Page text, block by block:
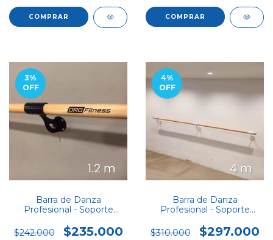
COMPRAR COMPRAR
3%
OFF
Barra de Danza
Profesional - Soporte
$242.000
$235.000
4%
OFF
Barra de Danza
Profesional - Soporte
$310.000
$297.000